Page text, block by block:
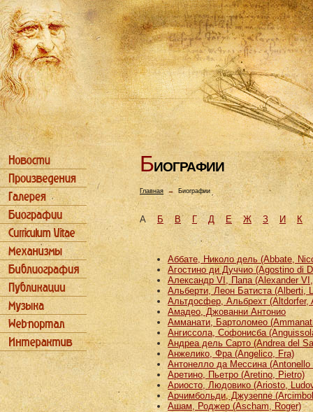
БИОГРАФИИ
Главная→ Биографии
АБ В Г Д Е Ж З И К
Аббате, Николо дель (Abbate,
Агостино ди Дуччио (Agostino di
Александр VI, Папа (Alexander
Альберти, Леон Батиста (Alberti,
Альтдосфер, Альбрехт (Altdorfer,
Амадео, Джованни Антонио
Амманати, Бартоломео
Ангиссола, Софонисба
Андреа дель Сарто (Andrea del
Анжелико, Фра (Angelico, Fra)
Антонелло да Мессина (Antonello
Аретино, Пьетро (Aretino, Pietro)
Ариосто, Людовико (Ariosto,
Арчимбольди, Джузеппе
Ашам, Роджер (Ascham, Roger)